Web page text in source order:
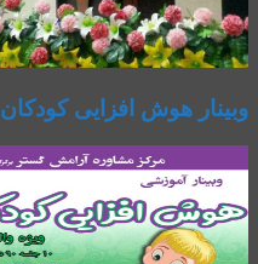
وبینار هوش افزایی کودکان